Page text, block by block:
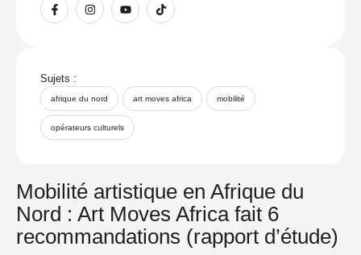
Sujets :
afrique du nord art moves africa mobilité
opérateurs culturels
Mobilité artistique en Afrique du
Nord : Art Moves Africa fait 6
recommandations (rapport d’étude)